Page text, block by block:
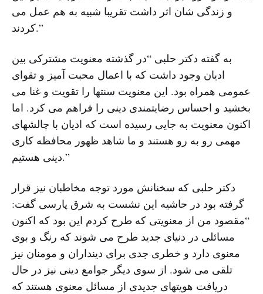
و زندگی شان اثر داشت تقریبا شبیه به هم عمل می
کردند.”
به گفته دکتر حلبی “در گذشته معنویت مشترکی بین
ادیان وجود داشت که با اعمال محبت آمیز و تقوای
عمومی همراه بود. این معنویت سنتها را تقویت و غنا می
بخشید و احساس رضایتمندی دینی را فراهم می کرد. اما
اکنون معنویت به جایی رسیده است که ادیان با چالشهای
مهمی رو به رو هستند و ما شاهد ظهور محافظه کاری
دینی هستیم.”
دکتر حلبی که سخنانش مورد توجه مخاطبان نیز قرار
گرفته بود در حاشیه این نشست به شرق پارسی گفت:
“مقصود من از معنویتی که طرح کردم این بود که اکنون
مسائلی در دنیای جدید طرح می شوند که رنگ و بوی
معنوی دارد و خطری جدی برای دینداران و مومنان نیز
تلقی می شود. از سوی دیگر جوامع دینی نیز در حال
دریافت هویتهای جدیدی از مسائل معنوی هستند که